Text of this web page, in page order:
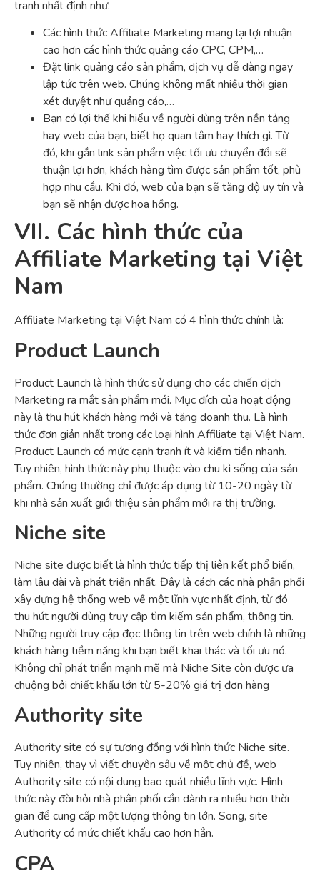
tranh nhất định như:
Các hình thức Affiliate Marketing mang lại lợi nhuận
cao hơn các hình thức quảng cáo CPC, CPM,…
Đặt link quảng cáo sản phẩm, dịch vụ dễ dàng ngay
lập tức trên web. Chúng không mất nhiều thời gian
xét duyệt như quảng cáo,…
Bạn có lợi thế khi hiểu về người dùng trên nền tảng
hay web của bạn, biết họ quan tâm hay thích gì. Từ
đó, khi gắn link sản phẩm việc tối ưu chuyển đổi sẽ
thuận lợi hơn, khách hàng tìm được sản phẩm tốt, phù
hợp nhu cầu. Khi đó, web của bạn sẽ tăng độ uy tín và
bạn sẽ nhận được hoa hồng.
VII. Các hình thức của
Affiliate Marketing tại Việt
Nam
Affiliate Marketing tại Việt Nam có 4 hình thức chính là:
Product Launch
Product Launch là hình thức sử dụng cho các chiến dịch
Marketing ra mắt sản phẩm mới. Mục đích của hoạt động
này là thu hút khách hàng mới và tăng doanh thu. Là hình
thức đơn giản nhất trong các loại hình Affiliate tại Việt Nam.
Product Launch có mức cạnh tranh ít và kiếm tiền nhanh.
Tuy nhiên, hình thức này phụ thuộc vào chu kì sống của sản
phẩm. Chúng thường chỉ được áp dụng từ 10-20 ngày từ
khi nhà sản xuất giới thiệu sản phẩm mới ra thị trường.
Niche site
Niche site được biết là hình thức tiếp thị liên kết phổ biến,
làm lâu dài và phát triển nhất. Đây là cách các nhà phần phối
xây dựng hệ thống web về một lĩnh vực nhất định, từ đó
thu hút người dùng truy cập tìm kiếm sản phẩm, thông tin.
Những người truy cập đọc thông tin trên web chính là những
khách hàng tiềm năng khi bạn biết khai thác và tối ưu nó.
Không chỉ phát triển mạnh mẽ mà Niche Site còn được ưa
chuộng bởi chiết khấu lớn từ 5-20% giá trị đơn hàng
Authority site
Authority site có sự tương đồng với hình thức Niche site.
Tuy nhiên, thay vì viết chuyên sâu về một chủ đề, web
Authority site có nội dung bao quát nhiều lĩnh vực. Hình
thức này đòi hỏi nhà phân phối cần dành ra nhiều hơn thời
gian để cung cấp một lượng thông tin lớn. Song, site
Authority có mức chiết khấu cao hơn hẳn.
CPA